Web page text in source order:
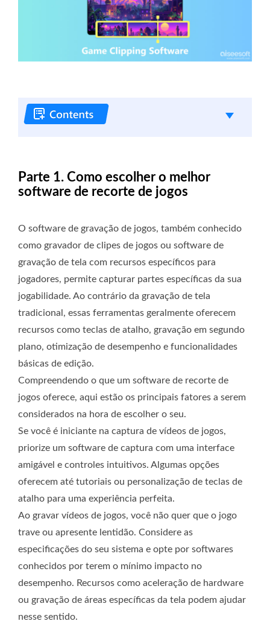
Parte 1. Como escolher o melhor
software de recorte de jogos
O software de gravação de jogos, também conhecido
como gravador de clipes de jogos ou software de
gravação de tela com recursos específicos para
jogadores, permite capturar partes específicas da sua
jogabilidade. Ao contrário da gravação de tela
tradicional, essas ferramentas geralmente oferecem
recursos como teclas de atalho, gravação em segundo
plano, otimização de desempenho e funcionalidades
básicas de edição.
Compreendendo o que um software de recorte de
jogos oferece, aqui estão os principais fatores a serem
considerados na hora de escolher o seu.
Se você é iniciante na captura de vídeos de jogos,
priorize um software de captura com uma interface
amigável e controles intuitivos. Algumas opções
oferecem até tutoriais ou personalização de teclas de
atalho para uma experiência perfeita.
Ao gravar vídeos de jogos, você não quer que o jogo
trave ou apresente lentidão. Considere as
especificações do seu sistema e opte por softwares
conhecidos por terem o mínimo impacto no
desempenho. Recursos como aceleração de hardware
ou gravação de áreas específicas da tela podem ajudar
nesse sentido.